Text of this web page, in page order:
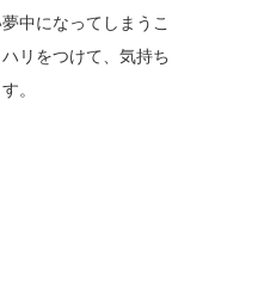
中になってしまうこ
リをつけて、気持ち
。